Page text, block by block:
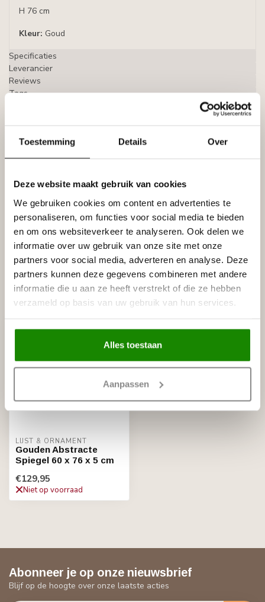
Toestemming Details Over
Deze website maakt gebruik van cookies
We gebruiken cookies om content en advertenties te
personaliseren, om functies voor social media te bieden
en om ons websiteverkeer te analyseren. Ook delen we
informatie over uw gebruik van onze site met onze
partners voor social media, adverteren en analyse. Deze
partners kunnen deze gegevens combineren met andere
informatie die u aan ze heeft verstrekt of die ze hebben
verzameld op basis van uw gebruik van hun services.
Alles toestaan
Aanpassen
H 76 cm
Kleur: Goud
Specificaties
Leverancier
Reviews
Tags
Gerelateerde producten
Diameter 77 cm
LIJST & ORNAMENT
Lijst & Ornament Spiegel koper
Diameter 84 cm
Niet op voorraad
€124,95
Recent bekeken
LIJST & ORNAMENT
Gouden Abstracte
Spiegel 60 x 76 x 5 cm
€129,95
Niet op voorraad
Abonneer je op onze nieuwsbrief
Blijf op de hoogte over onze laatste acties